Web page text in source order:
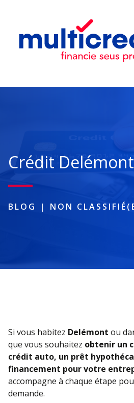
Crédit Delémont
BLOG | NON
Si vous habitez Delémont ou
que vous souhaitez obtenir un
crédit auto, un prêt
financement pour votre
accompagne à chaque étape
demande.